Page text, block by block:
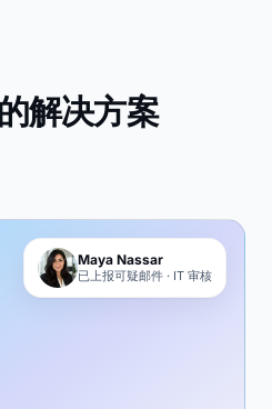
解决方案
Maya Nassar
已上报可疑邮件 · IT 审核